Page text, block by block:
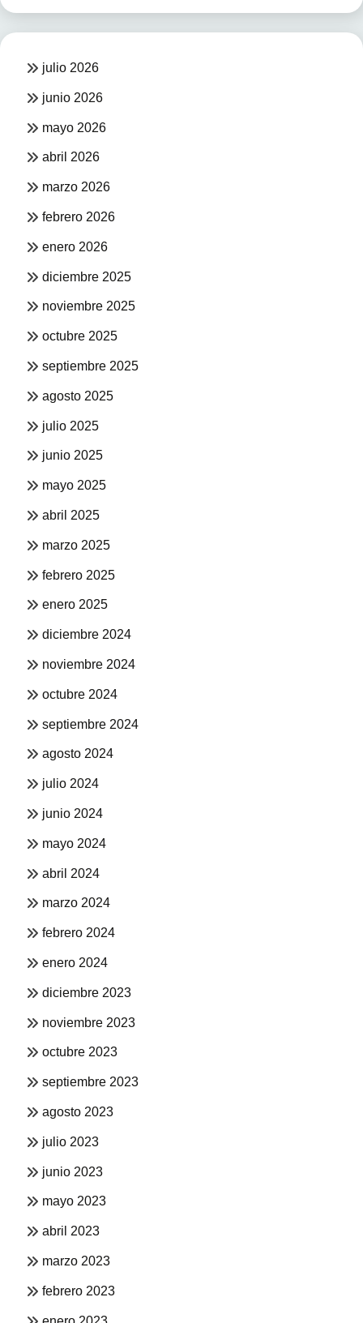
julio 2026
junio 2026
mayo 2026
abril 2026
marzo 2026
febrero 2026
enero 2026
diciembre 2025
noviembre 2025
octubre 2025
septiembre 2025
agosto 2025
julio 2025
junio 2025
mayo 2025
abril 2025
marzo 2025
febrero 2025
enero 2025
diciembre 2024
noviembre 2024
octubre 2024
septiembre 2024
agosto 2024
julio 2024
junio 2024
mayo 2024
abril 2024
marzo 2024
febrero 2024
enero 2024
diciembre 2023
noviembre 2023
octubre 2023
septiembre 2023
agosto 2023
julio 2023
junio 2023
mayo 2023
abril 2023
marzo 2023
febrero 2023